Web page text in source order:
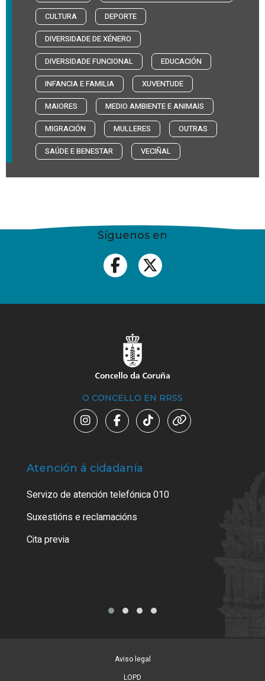
CULTURA
DEPORTE
DIVERSIDADE DE XÉNERO
DIVERSIDADE FUNCIONAL
EDUCACIÓN
INFANCIA E FAMILIA
XUVENTUDE
MAIORES
MEDIO AMBIENTE E ANIMAIS
MIGRACIÓN
MULLERES
OUTRAS
SAÚDE E BENESTAR
VECIÑAL
Síguenos en
O CONCELLO EN RRSS
Atención á cidadanía
Servizo de atención telefónica 010
Suxestións e reclamacións
Cita previa
Aviso legal
LOPD